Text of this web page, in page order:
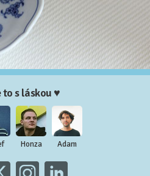
to s láskou ♥
Honza Adam